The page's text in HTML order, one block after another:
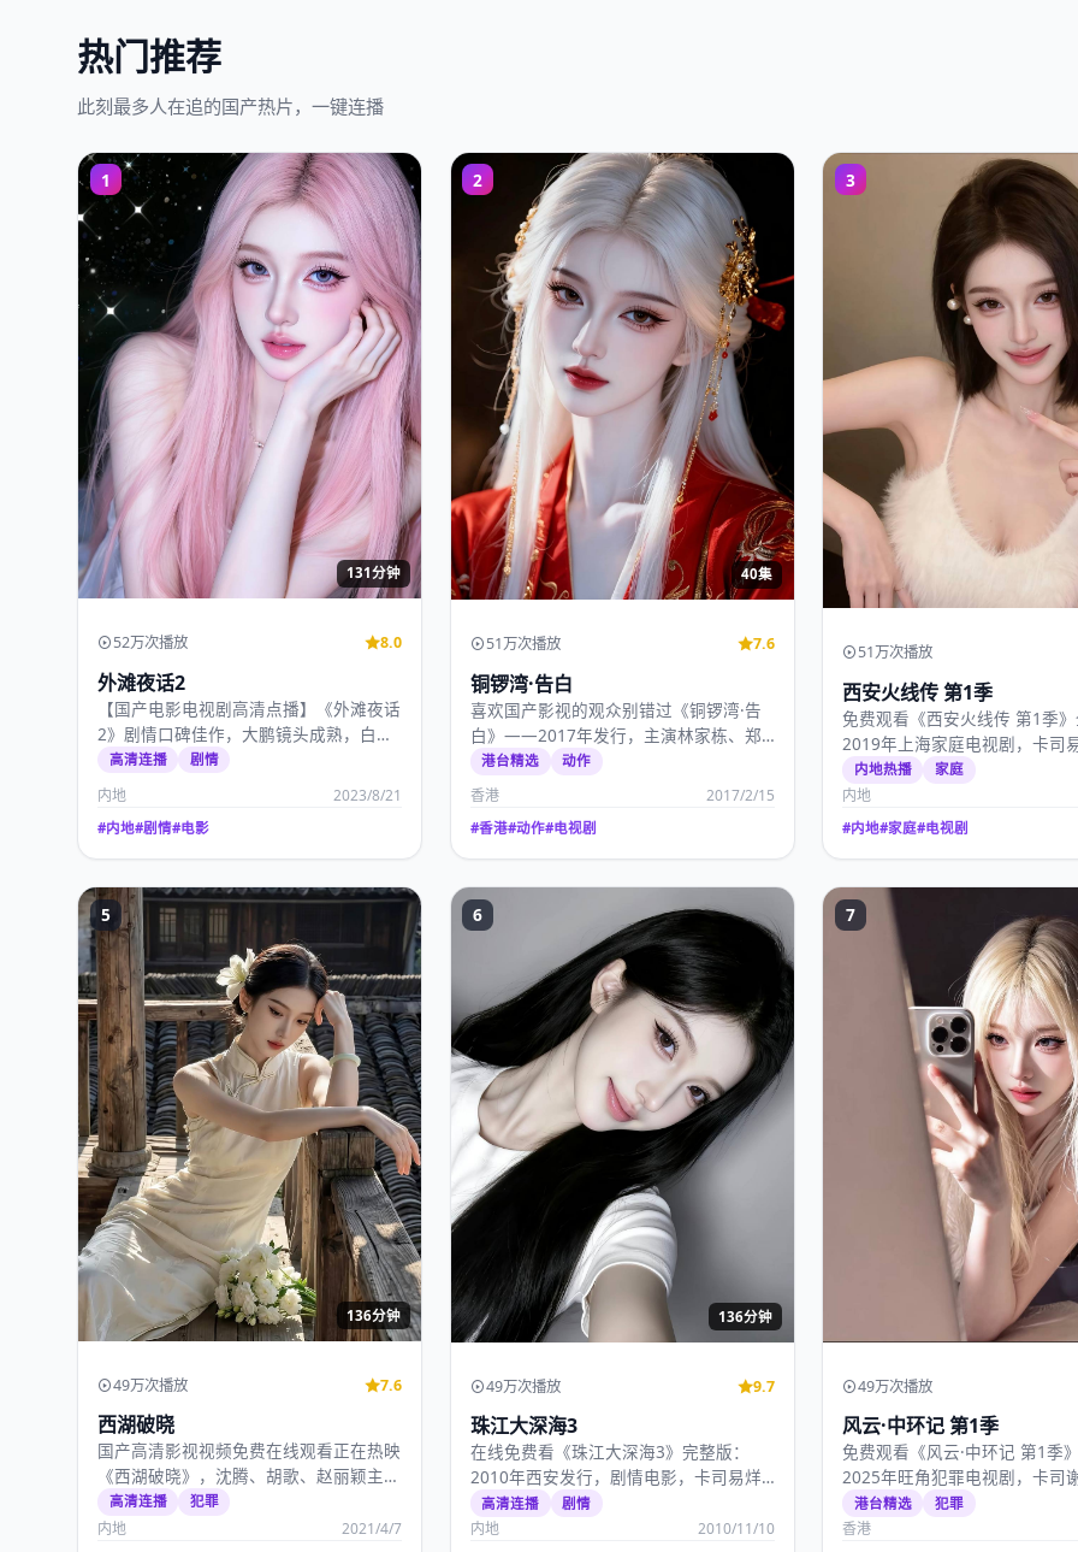
热门推荐
此刻最多人在追的国产热片，一键连播
1
131分钟
52万次播放 8.0
外滩夜话2
【国产电影电视剧高清点播】《外滩夜话
2》剧情口碑佳作，大鹏镜头成熟，白百
何、李现演技扎实，2…
高清连播 剧情
内地 2023/8/21
#内地#剧情#电影
2
40集
51万次播放 7.6
铜锣湾·告白
喜欢国产影视的观众别错过《铜锣湾·告
白》——2017年发行，主演林家栋、郑
秀文，2017年2…
港台精选 动作
香港 2017/2/15
#香港#动作#电视剧
3
51万次播放
西安火线传 第1季
免费观看《西安火线传 第1季
2019年上海家庭电视剧，卡司
玺、王一博、刘昊然，…
内地热播 家庭
内地
#内地#家庭#电视剧
5
136分钟
49万次播放 7.6
西湖破晓
国产高清影视视频免费在线观看正在热映
《西湖破晓》，沈腾、胡歌、赵丽颖主
演，宁浩作品，2021…
高清连播 犯罪
内地 2021/4/7
6
136分钟
49万次播放 9.7
珠江大深海3
在线免费看《珠江大深海3》完整版：
2010年西安发行，剧情电影，卡司易烊
千玺、沈腾、肖战，2…
高清连播 剧情
内地 2010/11/10
7
49万次播放
风云·中环记 第1季
免费观看《风云·中环记 第1季
2025年旺角犯罪电视剧，卡司
张曼玉、吴镇宇，…
港台精选 犯罪
香港